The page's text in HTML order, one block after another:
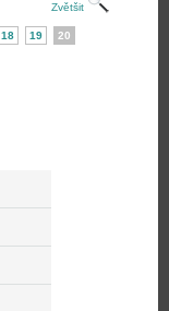
Zvětšit
18 19 20